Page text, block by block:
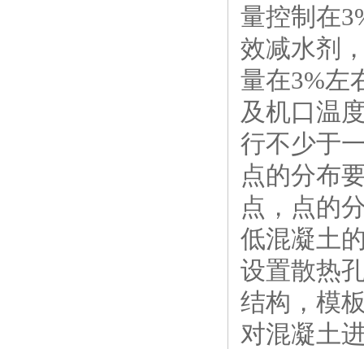
量控制在
效减水剂
量在3%左
及机口温
行不少于
点的分布
点，点的
低混凝土
设置散热
结构，模
对混凝土